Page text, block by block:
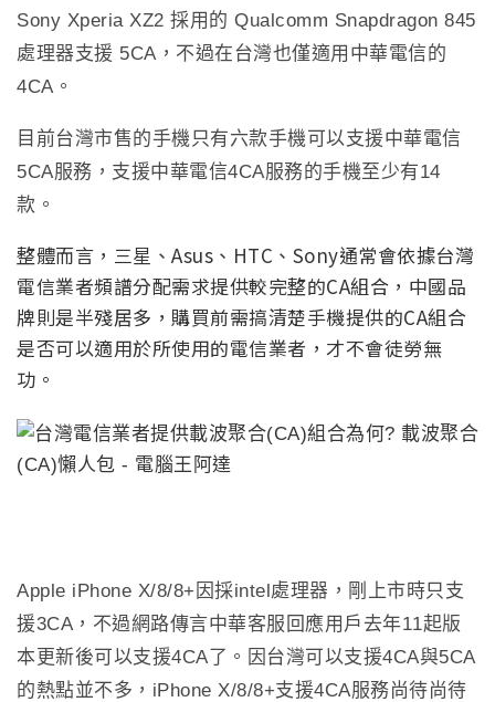
Sony Xperia XZ2 採用的 Qualcomm Snapdragon 845
處理器支援 5CA ，不過在台灣也僅適用中華電信的
4CA 。
目前台灣市售的手機只有六款手機可以支援中華電信
5CA服務，支援中華電信4CA服務的手機至少有14
款。
整體而言，三星、Asus、HTC、Sony通常會依據台灣
電信業者頻譜分配需求提供較完整的CA組合，中國品
牌則是半殘居多，購買前需搞清楚手機提供的CA組合
是否可以適用於所使用的電信業者，才不會徒勞無
功。
Apple iPhone X/8/8+ 因採intel處理器，剛上市時只支
援3CA ，不過網路傳言中華客服回應用戶去年11起版
本更新後可以支援4CA了。因台灣可以支援4CA與5CA
的熱點並不多， iPhone X/8/8+支援4CA服務尚待尚待